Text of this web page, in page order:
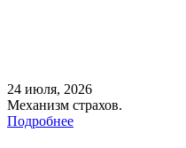
24 июля, 2026
Механизм страхов.
Подробнее